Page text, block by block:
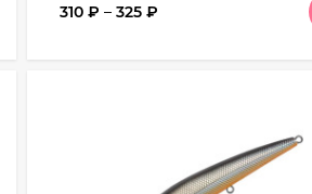
310₽ –325₽